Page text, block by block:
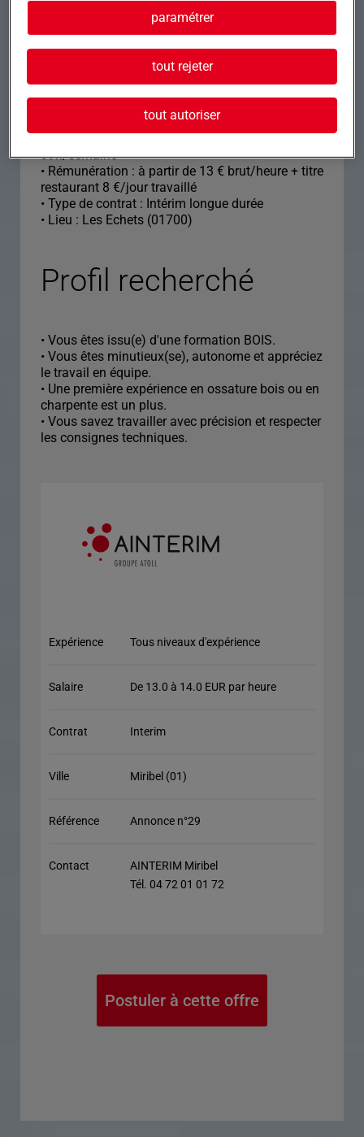
pour découper, ajuster et assembler les pièces.
• Fabrication de modules — Réaliser panneaux et
• Contrôle final — Vérifier solidité, exactitude et
conformité avant expédition ou pose sur chantier.
???? Informations complémentaires • Début de
mission : début mai
• Horaires : 7h30–17h — Temps plein —
39h/semaine
• Rémunération : à partir de 13 € brut/heure + titre
restaurant 8 €/jour travaillé
• Type de contrat : Intérim longue durée
• Lieu : Les Echets (01700)
Profil recherché
• Vous êtes issu(e) d'une formation BOIS.
• Vous êtes minutieux(se), autonome et appréciez
le travail en équipe.
• Une première expérience en ossature bois ou en
charpente est un plus.
• Vous savez travailler avec précision et respecter
les consignes techniques.
Expérience Tous niveaux d'expérience
Salaire De 13.0 à 14.0 EUR par heure
Contrat Interim
Ville Miribel (01)
Référence Annonce n°29
Contact
AINTERIM Miribel
Tél. 04 72 01 01 72
Postuler à cette offre
paramétrer
tout rejeter
tout autoriser